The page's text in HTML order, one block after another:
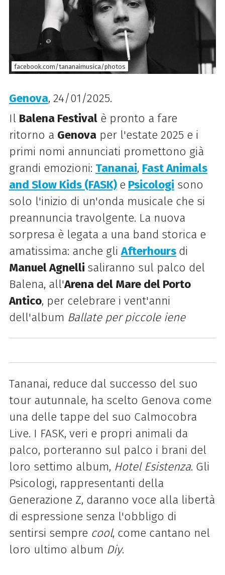
facebook.com/tananaimusica/photos
Genova, 24/01/2025.
Il Balena Festivalè pronto a fare
ritorno a Genovaper l'estate 2025 e i
primi nomi annunciati promettono già
grandi emozioni: Tananai, Fast Animals
and Slow Kids (FASK) e Psicologi sono
solo l'inizio di un'onda musicale che si
preannuncia travolgente. La nuova
sorpresa è legata a una band storica e
amatissima: anche gliAfterhours di
Manuel Agnelli saliranno sul palco del
Balena, all'Arena del Mare del Porto
Antico, per celebrare i vent'anni
dell'album Ballate per piccole iene
Tananai, reduce dal successo del suo
tour autunnale, ha scelto Genova come
una delle tappe del suo Calmocobra
Live. I FASK, veri e propri animali da
palco, porteranno sul palco i brani del
loro settimo album, Hotel Esistenza. Gli
Psicologi, rappresentanti della
Generazione Z, daranno voce alla libertà
di espressione senza l'obbligo di
sentirsi sempre cool, come cantano nel
loro ultimo album Diy.